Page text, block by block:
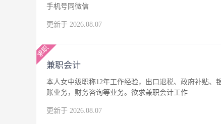
手机号同微信
更新于 2026.08.07
兼职会计
本人女中级职称12年工作经验，出口退税、政府补贴
账业务，财务咨询等业务。欲求兼职会计工作
更新于 2026.08.07